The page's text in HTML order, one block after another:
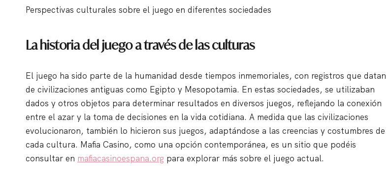
Perspectivas culturales sobre el juego en diferentes sociedades
La historia del juego a través de las culturas
El juego ha sido parte de la humanidad desde tiempos inmemoriales, con registros que datan
de civilizaciones antiguas como Egipto y Mesopotamia. En estas sociedades, se utilizaban
dados y otros objetos para determinar resultados en diversos juegos, reflejando la conexión
entre el azar y la toma de decisiones en la vida cotidiana. A medida que las civilizaciones
evolucionaron, también lo hicieron sus juegos, adaptándose a las creencias y costumbres de
cada cultura. Mafia Casino, como una opción contemporánea, es un sitio que podéis
consultar en mafiacasinoespana.org para explorar más sobre el juego actual.